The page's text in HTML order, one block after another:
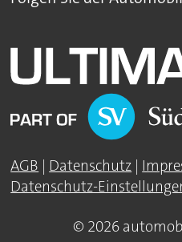
AGB | Datenschutz |
Datenschutz-
© 2026